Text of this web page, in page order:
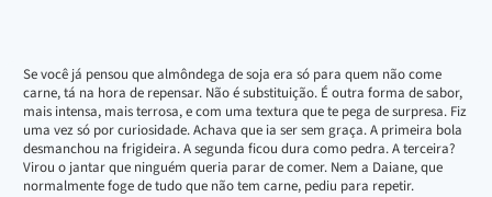
Se você já pensou que almôndega de soja era só para quem não come
carne, tá na hora de repensar. Não é substituição. É outra forma de sabor,
mais intensa, mais terrosa, e com uma textura que te pega de surpresa. Fiz
uma vez só por curiosidade. Achava que ia ser sem graça. A primeira bola
desmanchou na frigideira. A segunda ficou dura como pedra. A terceira?
Virou o jantar que ninguém queria parar de comer. Nem a Daiane, que
normalmente foge de tudo que não tem carne, pediu para repetir.